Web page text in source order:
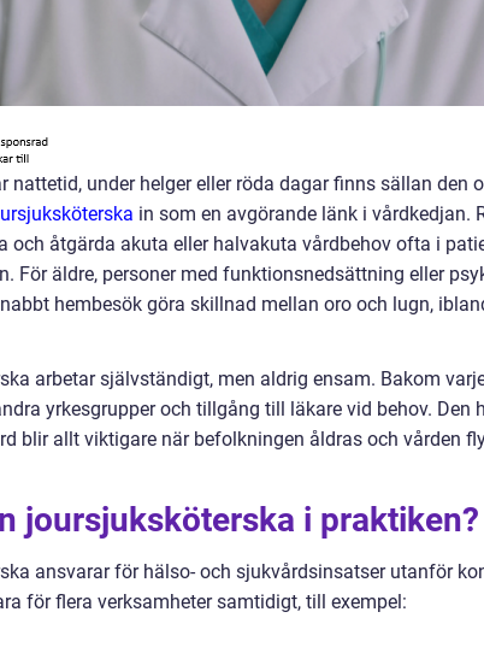
nattetid, under helger eller röda dagar finns sällan den
in som en avgörande länk i vårdkedjan.
och åtgärda akuta eller halvakuta vårdbehov ofta i
För äldre, personer med funktionsnedsättning eller
hembesök göra skillnad mellan oro och lugn,
arbetar självständigt, men aldrig ensam. Bakom
yrkesgrupper och tillgång till läkare vid behov. Den
blir allt viktigare när befolkningen åldras och vården
joursjuksköterska i praktiken?
ansvarar för hälso- och sjukvårdsinsatser utanför
för flera verksamheter samtidigt, till exempel: